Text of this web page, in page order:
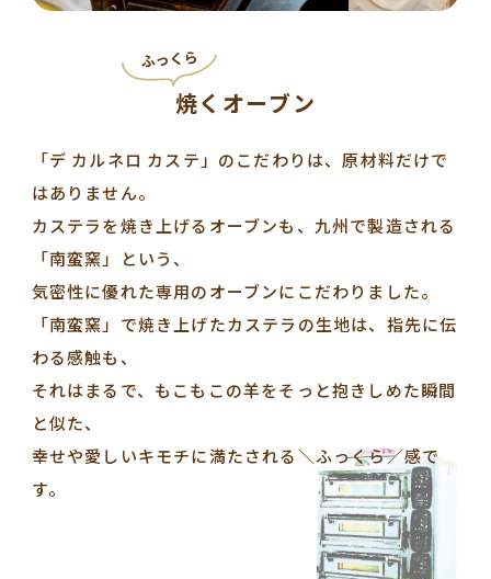
ふっくら
焼くオーブン
「デ カルネロ カステ」のこだわりは、原材料だけで
はありません。
カステラを焼き上げるオーブンも、九州で製造される
「南蛮窯」という、
気密性に優れた専用のオーブンにこだわりました。
「南蛮窯」で焼き上げたカステラの生地は、指先に伝
わる感触も、
それはまるで、もこもこの羊をそっと抱きしめた瞬間
と似た、
幸せや愛しいキモチに満たされる＼ふっくら／感で
す。